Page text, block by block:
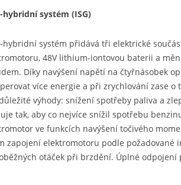
hybridní systém (ISG)
systém přidává tři elektrické
48V lithium-iontovou baterii a
Díky navýšení napětí na čtyřnásobek
více energie a při zrychlování zase
výhody: snížení spotřeby paliva a
tak, aby co nejvíce snížil spotřebu
ve funkcích navýšení točivého
zapojení elektromotoru podle požadované
otáček při brzdění. Úplné